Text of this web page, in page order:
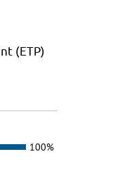
(ETP)
100%